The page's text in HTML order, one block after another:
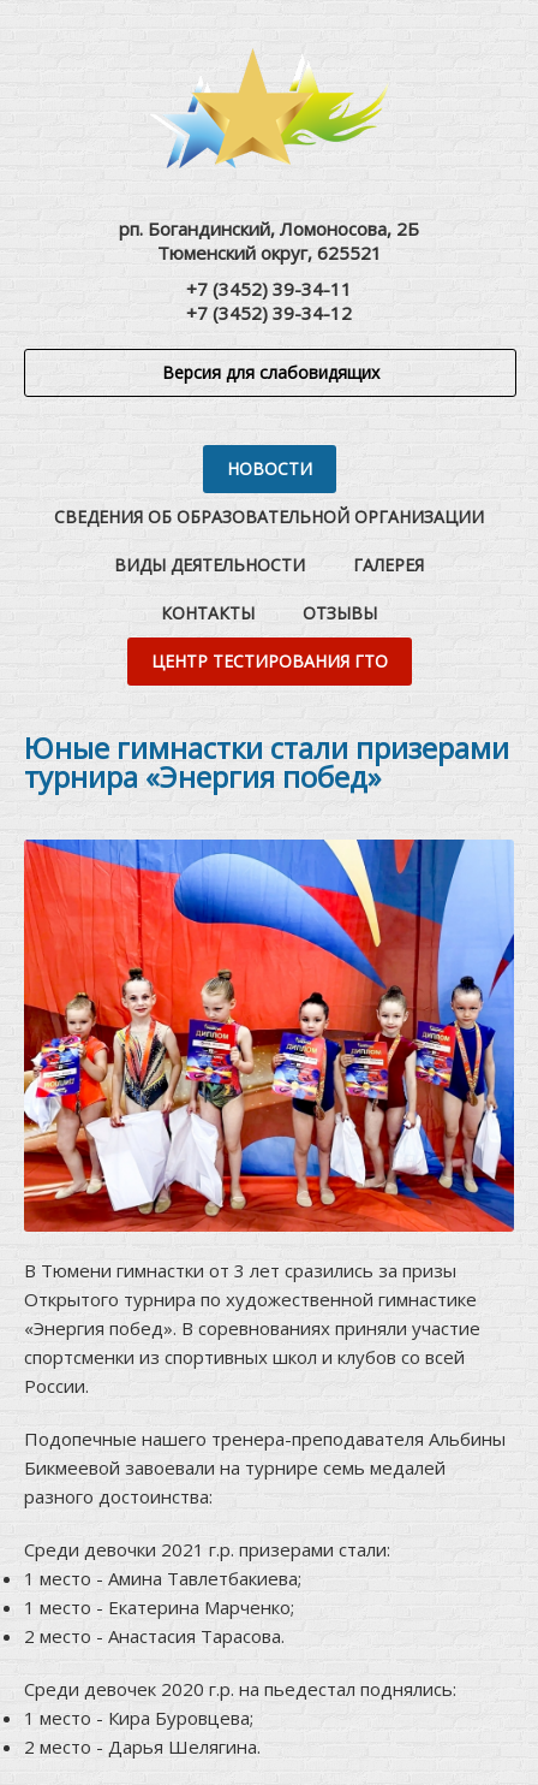
рп. Богандинский, Ломоносова, 2Б
Тюменский округ, 625521
+7 (3452) 39-34-11
+7 (3452) 39-34-12
Версия для слабовидящих
НОВОСТИ
СВЕДЕНИЯ ОБ ОБРАЗОВАТЕЛЬНОЙ ОРГАНИЗАЦИИ
ВИДЫ ДЕЯТЕЛЬНОСТИ ГАЛЕРЕЯ
КОНТАКТЫ ОТЗЫВЫ
ЦЕНТР ТЕСТИРОВАНИЯ ГТО
Юные гимнастки стали призерами
турнира «Энергия побед»
В Тюмени гимнастки от 3 лет сразились за призы
Открытого турнира по художественной гимнастике
«Энергия побед». В соревнованиях приняли участие
спортсменки из спортивных школ и клубов со всей
России.
Подопечные нашего тренера-преподавателя Альбины
Бикмеевой завоевали на турнире семь медалей
разного достоинства:
Среди девочки 2021 г.р. призерами стали:
1 место - Амина Тавлетбакиева;
1 место - Екатерина Марченко;
2 место - Анастасия Тарасова.
Среди девочек 2020 г.р. на пьедестал поднялись:
1 место - Кира Буровцева;
2 место - Дарья Шелягина.